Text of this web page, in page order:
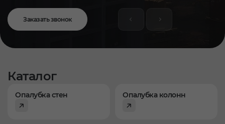
Заказать звонок
Каталог
Опалубка стен Опалубка колонн